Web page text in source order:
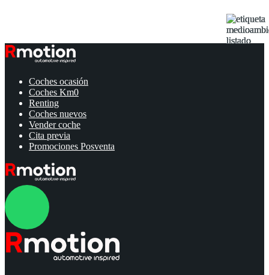
Coches ocasión
Coches Km0
Renting
Coches nuevos
Vender coche
Cita previa
Promociones Posventa